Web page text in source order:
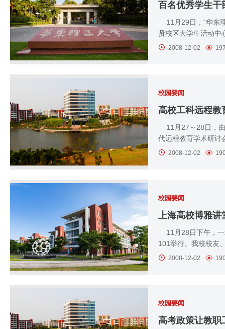
百名优秀学生干
11月29日，“华东
贤校区大学生活动中
2008-12-02
校园要闻
高校工科远程教
11月27～28日，由
代远程教育学术研讨
2008-12-02
校园要闻
上海高校博雅讲
11月28日下午，一
101举行。我校校友
2008-12-02
校园要闻
高考政策让教职